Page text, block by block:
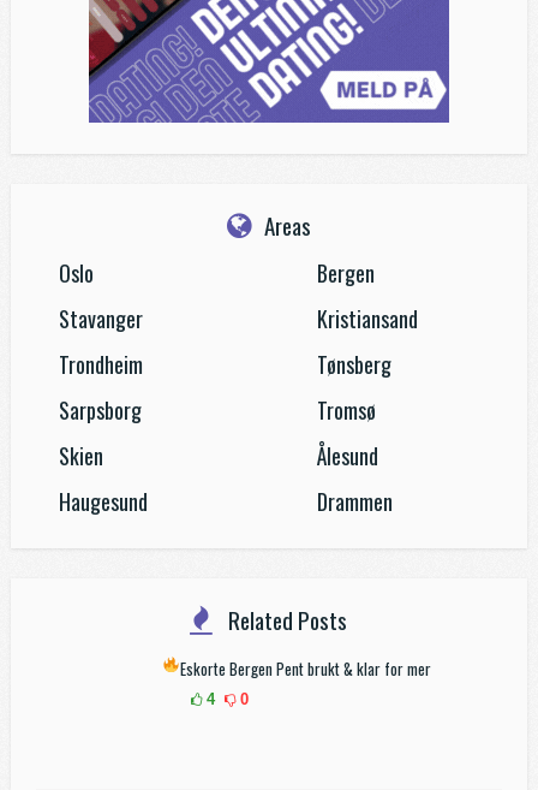
Areas
Oslo
Bergen
Stavanger
Kristiansand
Trondheim
Tønsberg
Sarpsborg
Tromsø
Skien
Ålesund
Haugesund
Drammen
Related Posts
Eskorte BergenPent brukt & klar for mer
4 0